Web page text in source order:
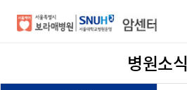
병원소식